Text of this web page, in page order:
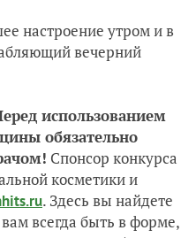
настроение утром и в
вечерний
использованием
обязательно
Спонсор конкурса
косметики и
. Здесь вы найдете
всегда быть в форме,